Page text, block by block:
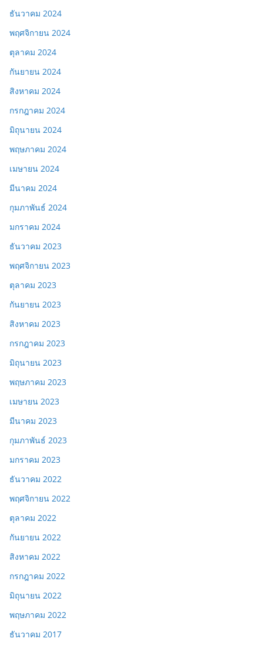
ธันวาคม 2024
พฤศจิกายน 2024
ตุลาคม 2024
กันยายน 2024
สิงหาคม 2024
กรกฎาคม 2024
มิถุนายน 2024
พฤษภาคม 2024
เมษายน 2024
มีนาคม 2024
กุมภาพันธ์ 2024
มกราคม 2024
ธันวาคม 2023
พฤศจิกายน 2023
ตุลาคม 2023
กันยายน 2023
สิงหาคม 2023
กรกฎาคม 2023
มิถุนายน 2023
พฤษภาคม 2023
เมษายน 2023
มีนาคม 2023
กุมภาพันธ์ 2023
มกราคม 2023
ธันวาคม 2022
พฤศจิกายน 2022
ตุลาคม 2022
กันยายน 2022
สิงหาคม 2022
กรกฎาคม 2022
มิถุนายน 2022
พฤษภาคม 2022
ธันวาคม 2017